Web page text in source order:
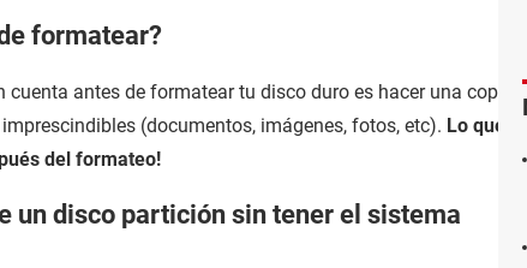
formatear?
cuenta antes de formatear tu disco duro es hacer una copia
(documentos, imágenes, fotos, etc). Lo que no
del formateo!
un disco partición sin tener el sistema